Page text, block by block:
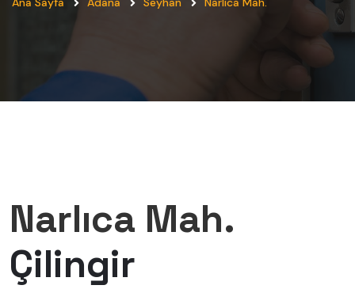
Narlıca Mah.
Çilingir